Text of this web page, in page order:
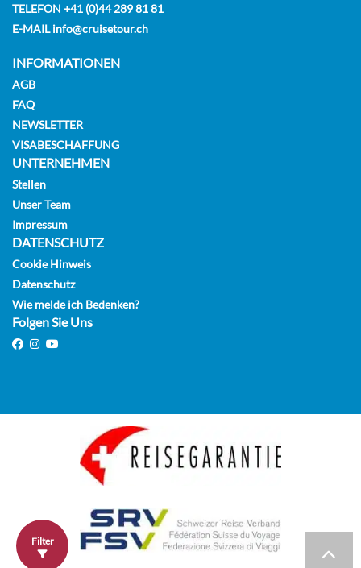
Filter
TELEFON +41 (0)44 289 81 81
E-MAILinfo@cruisetour.ch
INFORMATIONEN
AGB
FAQ
NEWSLETTER
VISABESCHAFFUNG
UNTERNEHMEN
Stellen
Unser Team
Impressum
DATENSCHUTZ
Cookie Hinweis
Datenschutz
Wie melde ich Bedenken?
Folgen Sie Uns